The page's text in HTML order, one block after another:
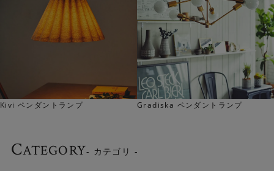
Kivi ペンダントランプ Gradiska ペンダントランプ
CATEGORY- カテゴリ -